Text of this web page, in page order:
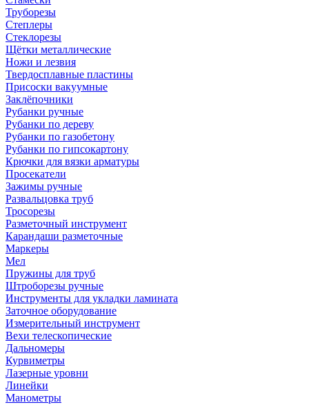
Труборезы
Степлеры
Стеклорезы
Щётки металлические
Ножи и лезвия
Твердосплавные пластины
Присоски вакуумные
Заклёпочники
Рубанки ручные
Рубанки по дереву
Рубанки по газобетону
Рубанки по гипсокартону
Крючки для вязки арматуры
Просекатели
Зажимы ручные
Развальцовка труб
Тросорезы
Разметочный инструмент
Карандаши разметочные
Маркеры
Мел
Пружины для труб
Штроборезы ручные
Инструменты для укладки ламината
Заточное оборудование
Измерительный инструмент
Вехи телескопические
Дальномеры
Курвиметры
Лазерные уровни
Линейки
Манометры